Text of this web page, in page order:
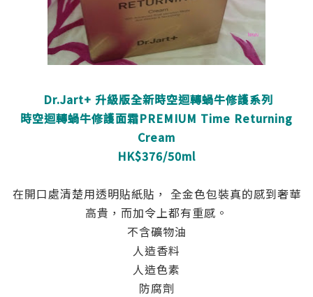
Dr.Jart+ 升級版全新時空迴轉蝸牛修護系列​
時空迴轉蝸牛修護面霜PREMIUM Time Returning
Cream
HK$376/50ml
在開口處清楚用透明貼紙貼， 全金色包裝真的感到奢華
高貴，而加令上都有重感。
不含礦物油
人造香料
人造色素
防腐劑